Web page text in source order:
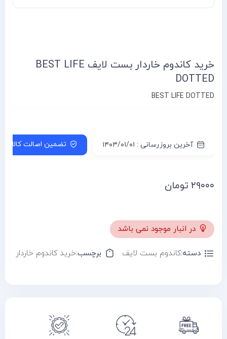
خرید کاندوم خاردار بست لایف BEST LIFE
DOTTED
BEST LIFE DOTTED
آخرین بروزرسانی : ۱۴۰۳/۰۱/۰۱ تضمین اصالت کالا
۲۹۰۰۰ تومان
در انبار موجود نمی باشد
دسته:کاندوم بست لایف برچسب:خرید کاندوم خاردار